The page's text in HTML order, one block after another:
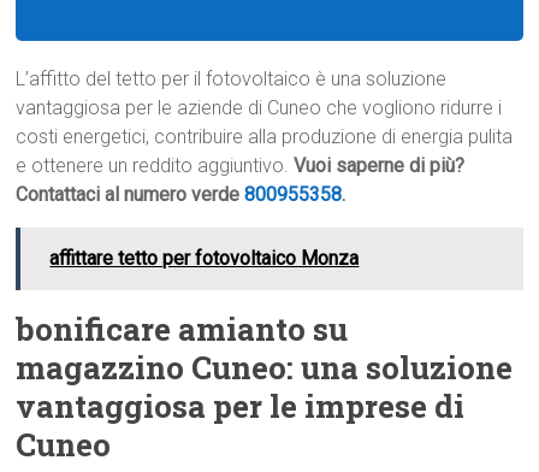
L’affitto del tetto per il fotovoltaico è una soluzione
vantaggiosa per le aziende di Cuneo che vogliono ridurre i
costi energetici, contribuire alla produzione di energia pulita
e ottenere un reddito aggiuntivo.Vuoi saperne di più?
Contattaci al numero verde800955358.
affittare tetto per fotovoltaico Monza
bonificare amianto su
magazzino Cuneo: una soluzione
vantaggiosa per le imprese di
Cuneo